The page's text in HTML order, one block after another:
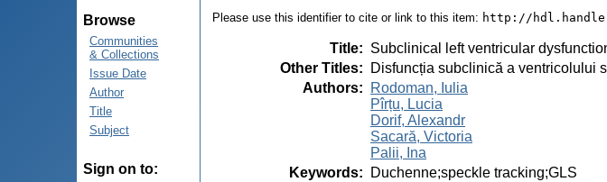
Browse
Communities
& Collections
Issue Date
Author
Title
Subject
Sign on to:
Please use this identifier to cite or link to this item: http://
Title: Subclinical left ventricular
Other Titles:
Disfuncția subclinică a ventricolului
Authors:
Rodoman, Iulia
Pîrțu, Lucia
Dorif, Alexandr
Sacară, Victoria
Palii, Ina
Keywords:
Duchenne;speckle tracking;GLS